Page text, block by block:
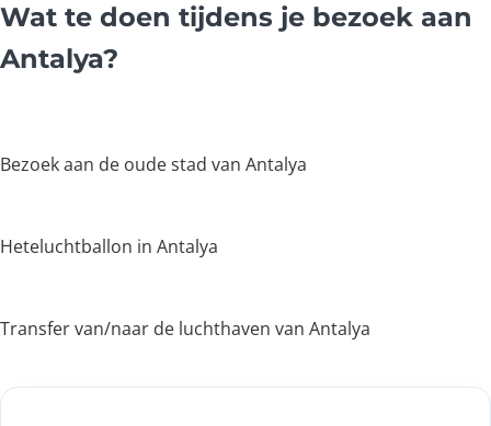
Wat te doen tijdens je bezoek aan
Antalya?
Bezoek aan de oude stad van Antalya
Heteluchtballon in Antalya
Transfer van/naar de luchthaven van Antalya